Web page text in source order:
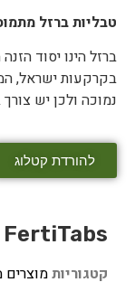
טבליות ברזל
ברזל הינו יסוד
בקרקעות ישראל,
נמוכה ולכן יש
להורדת קטלוג
FertiTabs
קטגוריותמוצרים